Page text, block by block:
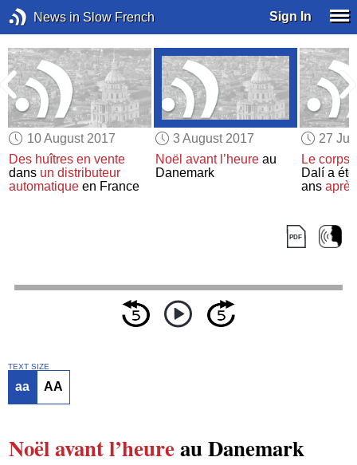
News in Slow French Sign In
10 August 2017
Des huîtres en vente
dans un distributeur
automatique en France
3 August 2017
Noël avant l’heureau
Danemark
27
Le corps
Dalí a
ans
TEXT SIZE
aa AA
Noëlavant l’heureau Danemark